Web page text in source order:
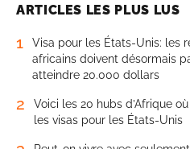
ARTICLES LES PLUS LUS
1
Visa pour les États-Unis: les
africains doivent désormais
atteindre 20.000 dollars
2
Voici les 20 hubs d’Afrique
les visas pour les États-Unis